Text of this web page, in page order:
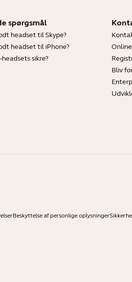
spørgsmål
headset til Skype?
headset til iPhone?
sikre?
Bliv
Beskyttelse af personlige oplysninger